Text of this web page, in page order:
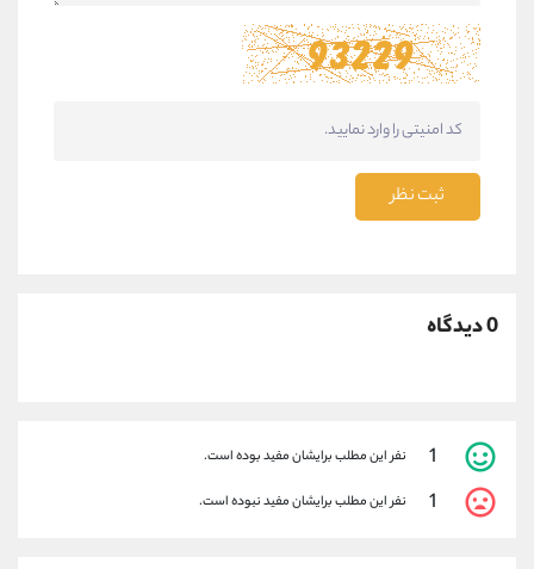
ثبت نظر
0 دیدگاه
1 نفر این مطلب برایشان مفید بوده است.
1 نفر این مطلب برایشان مفید نبوده است.